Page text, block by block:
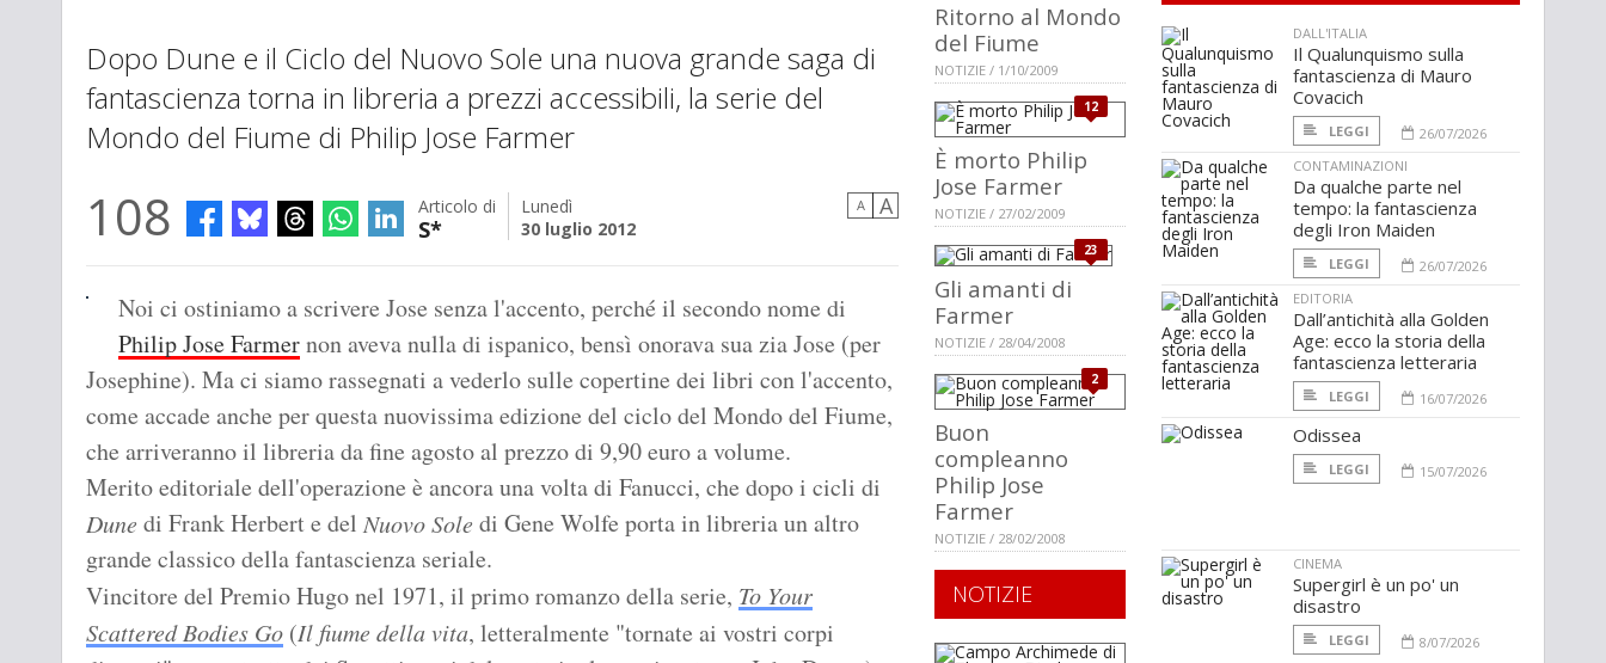
Dopo Dune e il Ciclo del Nuovo Sole una nuova grande saga di
fantascienza torna in libreria a prezzi accessibili, la serie del
Mondo del Fiume di Philip Jose Farmer
108 Articolo di
S*
Lunedì
30 luglio 2012
A A
Noi ci ostiniamo a scrivere Jose senza l'accento, perché il secondo nome di
Philip Jose Farmernon aveva nulla di ispanico, bensì onorava sua zia Jose (per
Josephine). Ma ci siamo rassegnati a vederlo sulle copertine dei libri con l'accento,
come accade anche per questa nuovissima edizione del ciclo del Mondo del Fiume,
che arriveranno il libreria da fine agosto al prezzo di 9,90 euro a volume.
Merito editoriale dell'operazione è ancora una volta di Fanucci, che dopo i cicli di
Dune di Frank Herbert e del Nuovo Sole di Gene Wolfe porta in libreria un altro
grande classico della fantascienza seriale.
Vincitore del Premio Hugo nel 1971, il primo romanzo della serie, To Your
Scattered Bodies Go (Il fiume della vita, letteralmente "tornate ai vostri corpi
Ritorno al Mondo
del Fiume
NOTIZIE / 1/10/2009
12
È morto Philip
Jose Farmer
NOTIZIE / 27/02/2009
23
Gli amanti di
Farmer
NOTIZIE / 28/04/2008
2
Buon
compleanno
Philip Jose
Farmer
NOTIZIE / 28/02/2008
NOTIZIE
DALL'ITALIA
Il Qualunquismo sulla
fantascienza di Mauro
Covacich
LEGGI
26/07/2026
CONTAMINAZIONI
Da qualche parte nel
tempo: la fantascienza
degli Iron Maiden
LEGGI
26/07/2026
EDITORIA
Dall’antichità alla Golden
Age: ecco la storia della
fantascienza letteraria
LEGGI 16/07/2026
Odissea
LEGGI 15/07/2026
CINEMA
Supergirl è un po' un
disastro
LEGGI 8/07/2026